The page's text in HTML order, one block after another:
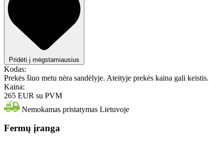
Pridėti į mėgstamiausius
Kodas:
Prekės šiuo metu nėra sandėlyje. Ateityje prekės kaina gali keistis.
Kaina:
265 EUR su PVM
Nemokamas pristatymas Lietuvoje
Fermų įranga